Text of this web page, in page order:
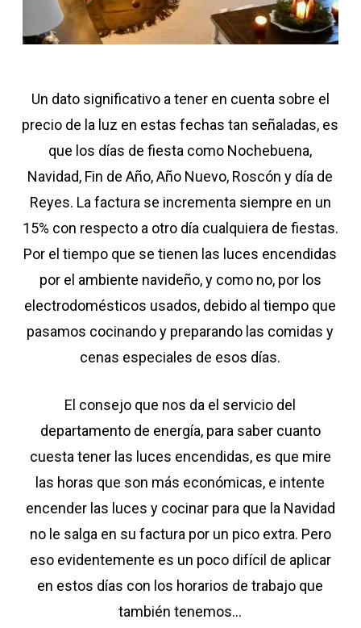
Un dato significativo a tener en cuenta sobre el
precio de la luz en estas fechas tan señaladas, es
que los días de fiesta como Nochebuena,
Navidad, Fin de Año, Año Nuevo, Roscón y día de
Reyes. La factura se incrementa siempre en un
15% con respecto a otro día cualquiera de fiestas.
Por el tiempo que se tienen las luces encendidas
por el ambiente navideño, y como no, por los
electrodomésticos usados, debido al tiempo que
pasamos cocinando y preparando las comidas y
cenas especiales de esos días.
El consejo que nos da el servicio del
departamento de energía, para saber cuanto
cuesta tener las luces encendidas, es que mire
las horas que son más económicas, e intente
encender las luces y cocinar para que la Navidad
no le salga en su factura por un pico extra. Pero
eso evidentemente es un poco difícil de aplicar
en estos días con los horarios de trabajo que
también tenemos…